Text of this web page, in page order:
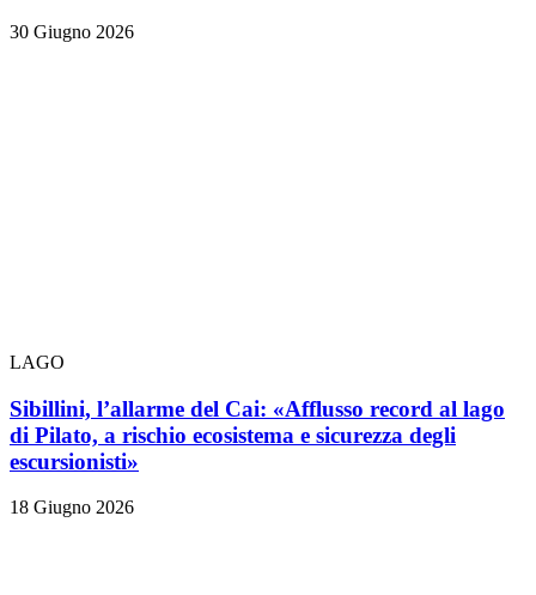
30 Giugno 2026
LAGO
Sibillini, l’allarme del Cai: «Afflusso record al lago
di Pilato, a rischio ecosistema e sicurezza degli
escursionisti»
18 Giugno 2026